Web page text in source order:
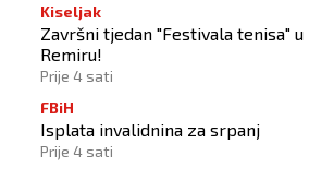
Kiseljak
Završni tjedan "Festivala tenisa" u
Remiru!
Prije 4 sati
FBiH
Isplata invalidnina za srpanj
Prije 4 sati